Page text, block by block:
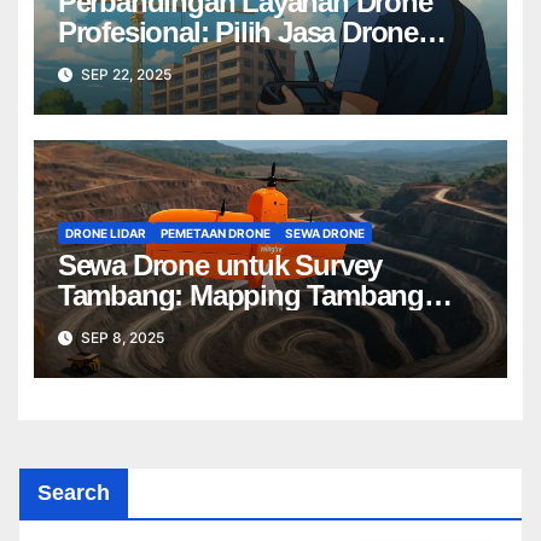
Profesional: Pilih Jasa Drone
Terbaik untuk Proyek Anda
SEP 22, 2025
DRONE LIDAR PEMETAAN DRONE SEWA DRONE
Sewa Drone untuk Survey
Tambang: Mapping Tambang
Profesional Lebih Cepat & Akurat
SEP 8, 2025
Search